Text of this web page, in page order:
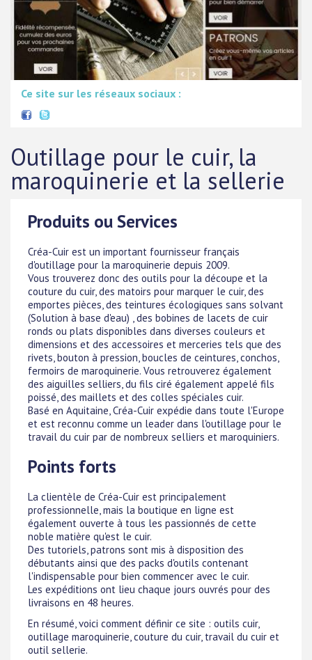
Ce site sur les réseaux sociaux :
Outillage pour le cuir, la
maroquinerie et la sellerie
Produits ou Services
Créa-Cuir est un important fournisseur français
d'outillage pour la maroquinerie depuis 2009.
Vous trouverez donc des outils pour la découpe et la
couture du cuir, des matoirs pour marquer le cuir, des
emportes pièces, des teintures écologiques sans solvant
(Solution à base d'eau) , des bobines de lacets de cuir
ronds ou plats disponibles dans diverses couleurs et
dimensions et des accessoires et merceries tels que des
rivets, bouton à pression, boucles de ceintures, conchos,
fermoirs de maroquinerie. Vous retrouverez également
des aiguilles selliers, du fils ciré également appelé fils
poissé, des maillets et des colles spéciales cuir.
Basé en Aquitaine, Créa-Cuir expédie dans toute l'Europe
et est reconnu comme un leader dans l'outillage pour le
travail du cuir par de nombreux selliers et maroquiniers.
Points forts
La clientèle de Créa-Cuir est principalement
professionnelle, mais la boutique en ligne est
également ouverte à tous les passionnés de cette
noble matière qu'est le cuir.
Des tutoriels, patrons sont mis à disposition des
débutants ainsi que des packs d'outils contenant
l'indispensable pour bien commencer avec le cuir.
Les expéditions ont lieu chaque jours ouvrés pour des
livraisons en 48 heures.
En résumé, voici comment définir ce site : outils cuir,
outillage maroquinerie, couture du cuir, travail du cuir et
outil sellerie.